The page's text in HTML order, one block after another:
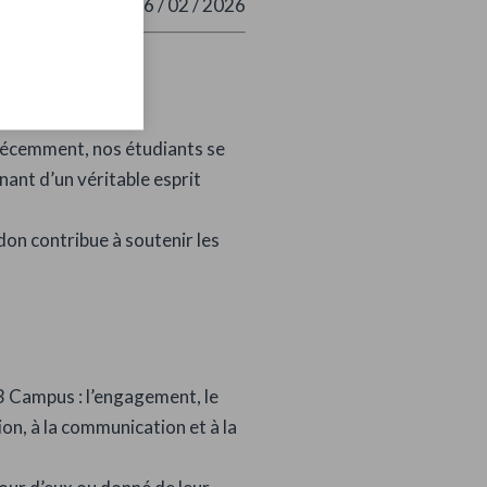
- Le 26 / 02 / 2026
nos étudiants se
d’un véritable esprit
contribue à soutenir les
: l’engagement, le
à la communication et à la